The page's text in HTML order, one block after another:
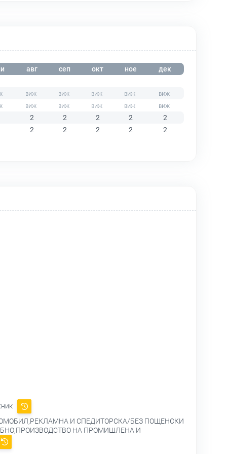
авг сеп окт ное дек
2 2 2 2
2
2
2 2 2 2
И СПЕДИТОРСКА/БЕЗ ПОЩЕНСКИ
НА ПРОМИШЛЕНА И